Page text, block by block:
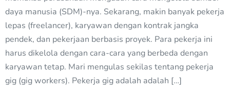
daya manusia (SDM)-nya. Sekarang, makin banyak pekerja
lepas (freelancer), karyawan dengan kontrak jangka
pendek, dan pekerjaan berbasis proyek. Para pekerja ini
harus dikelola dengan cara-cara yang berbeda dengan
karyawan tetap. Mari mengulas sekilas tentang pekerja
gig (gig workers). Pekerja gig adalah adalah […]